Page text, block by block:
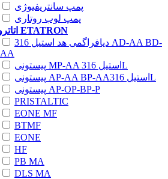
پمپ سانتریفیوژی
پمپ لوب روتاری
اتاترون ETATRON
دیافراگمی هد استیل 316 AD-AA BD-
AA
پیستونی MP-AA استیل 316L
پیستونی AP-AA BP-AAاستیل 316L
پیستونی AP-OP-BP-P
PRISTALTIC
EONE MF
BTMF
EONE
HF
PB MA
DLS MA